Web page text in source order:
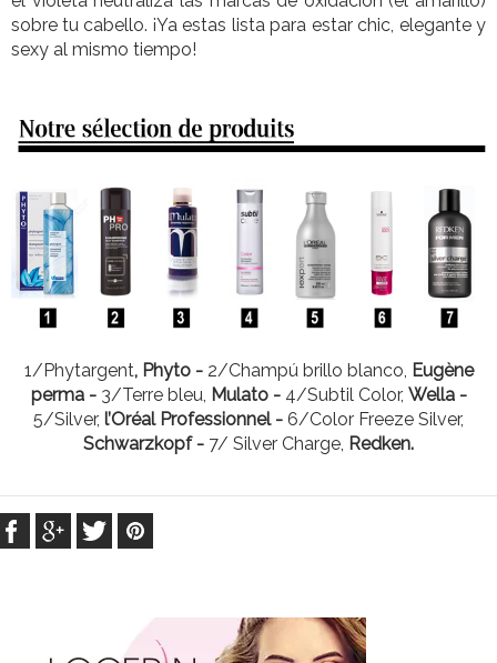
sobre tu cabello. ¡Ya estas lista para estar chic, elegante y
sexy al mismo tiempo!
1/Phytargent, Phyto - 2/Champú brillo blanco, Eugène
perma - 3/Terre bleu, Mulato -4/Subtil Color, Wella -
5/Silver, l’Oréal Professionnel - 6/Color Freeze Silver,
Schwarzkopf - 7/ Silver Charge, Redken.